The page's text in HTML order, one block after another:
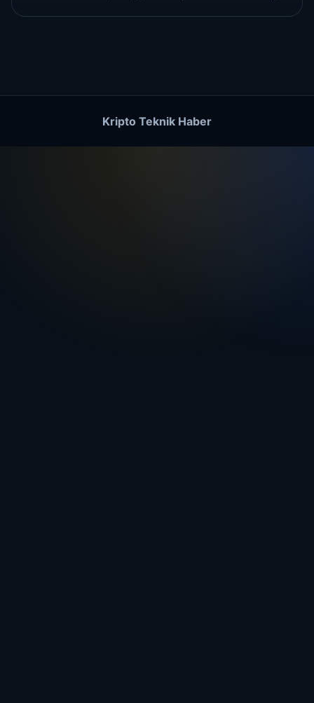
Kripto Teknik Haber